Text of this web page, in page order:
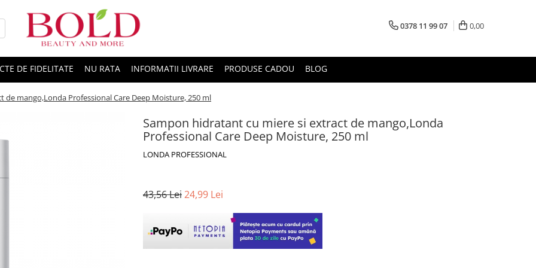
0378 11 99 07 0,00
DE FIDELITATE NU RATA INFORMATII LIVRARE PRODUSE CADOU BLOG
mango,Londa Professional Care Deep Moisture, 250 ml
Sampon hidratant cu miere si extract de mango,Londa
Professional Care Deep Moisture, 250 ml
LONDA PROFESSIONAL
43,56 Lei24,99 Lei